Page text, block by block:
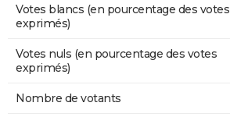
Votes blancs (en pourcentage des votes
exprimés)
Votes nuls (en pourcentage des votes
exprimés)
Nombre de votants